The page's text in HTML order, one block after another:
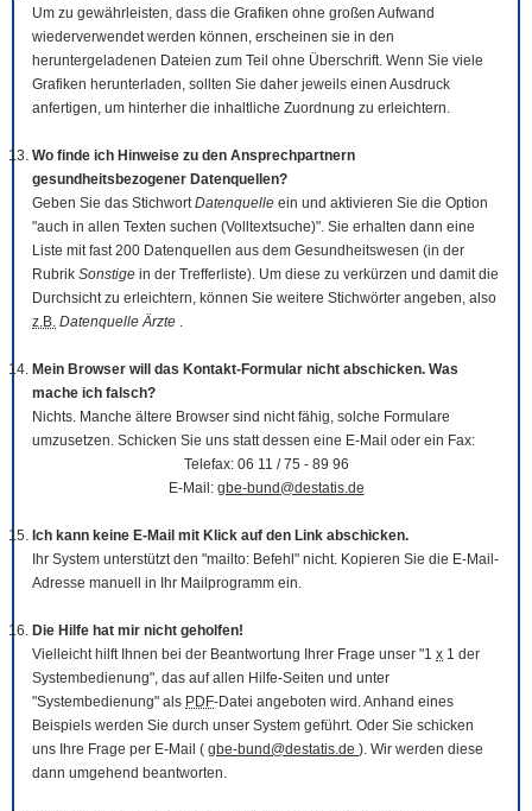
Um zu gewährleisten, dass die Grafiken ohne großen Aufwand
wiederverwendet werden können, erscheinen sie in den
heruntergeladenen Dateien zum Teil ohne Überschrift. Wenn Sie viele
Grafiken herunterladen, sollten Sie daher jeweils einen Ausdruck
anfertigen, um hinterher die inhaltliche Zuordnung zu erleichtern.
Wo finde ich Hinweise zu den Ansprechpartnern
gesundheitsbezogener Datenquellen?
Geben Sie das StichwortDatenquelle ein und aktivieren Sie die Option
"auch in allen Texten suchen (Volltextsuche)". Sie erhalten dann eine
Liste mit fast 200 Datenquellen aus dem Gesundheitswesen (in der
Rubrik Sonstige in der Trefferliste). Um diese zu verkürzen und damit die
Durchsicht zu erleichtern, können Sie weitere Stichwörter angeben, also
z.B. Datenquelle Ärzte .
Mein Browser will das Kontakt-Formular nicht abschicken. Was
mache ich falsch?
Nichts. Manche ältere Browser sind nicht fähig, solche Formulare
umzusetzen. Schicken Sie uns statt dessen eine E-Mail oder ein Fax:
Telefax: 06 11 / 75 - 89 96
E-Mail: gbe-bund@destatis.de
Ich kann keine E-Mail mit Klick auf den Link abschicken.
Ihr System unterstützt den "mailto: Befehl" nicht. Kopieren Sie die E-Mail-
Adresse manuell in Ihr Mailprogramm ein.
Die Hilfe hat mir nicht geholfen!
Vielleicht hilft Ihnen bei der Beantwortung Ihrer Frage unser "1 x 1 der
Systembedienung", das auf allen Hilfe-Seiten und unter
"Systembedienung" als PDF-Datei angeboten wird. Anhand eines
Beispiels werden Sie durch unser System geführt. Oder Sie schicken
uns Ihre Frage per E-Mail ( gbe-bund@destatis.de ). Wir werden diese
dann umgehend beantworten.